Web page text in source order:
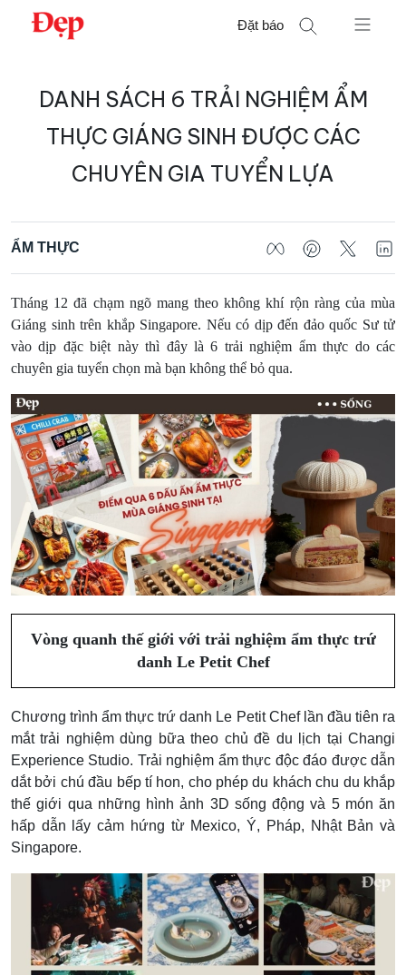
Chuyển
Đặt báo
kiếm
DANH SÁCH 6 TRẢI NGHIỆM ẨM
THỰC GIÁNG SINH ĐƯỢC CÁC
CHUYÊN GIA TUYỂN LỰA
ẨM THỰC
Tháng 12 đã chạm ngõ mang theo không khí rộn ràng của mùa
Giáng sinh trên khắp Singapore. Nếu có dịp đến đảo quốc Sư tử
vào dịp đặc biệt này thì đây là 6 trải nghiệm ẩm thực do các
chuyên gia tuyển chọn mà bạn không thể bỏ qua.
Vòng quanh thế giới với trải nghiệm ẩm thực trứ
danh Le Petit Chef
Chương trình ẩm thực trứ danh Le Petit Chef lần đầu tiên ra
mắt trải nghiệm dùng bữa theo chủ đề du lịch tại Changi
Experience Studio. Trải nghiệm ẩm thực độc đáo được dẫn
dắt bởi chú đầu bếp tí hon, cho phép du khách chu du khắp
thế giới qua những hình ảnh 3D sống động và 5 món ăn
hấp dẫn lấy cảm hứng từ Mexico, Ý, Pháp, Nhật Bản và
Singapore.